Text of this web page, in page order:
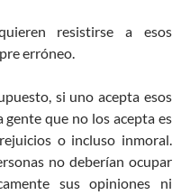
resistirse a esos
erróneo.
si uno acepta esos
gente que no los acepta es
o incluso inmoral.
no deberían ocupar
sus opiniones ni